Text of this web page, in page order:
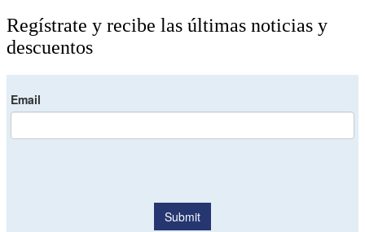
Regístrate y recibe las últimas noticias y
descuentos